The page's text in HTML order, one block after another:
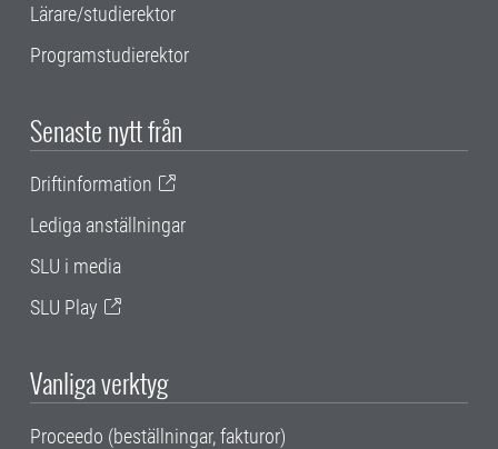
Lärare/studierektor
Programstudierektor
Senaste nytt från
Driftinformation
Lediga anställningar
SLU i media
SLU Play
Vanliga verktyg
Proceedo (beställningar, fakturor)